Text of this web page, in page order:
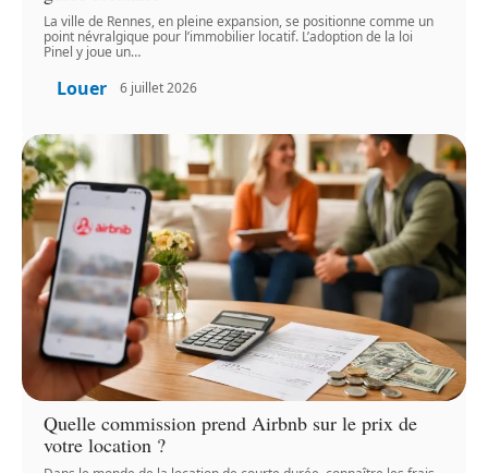
La ville de Rennes, en pleine expansion, se positionne comme un
point névralgique pour l’immobilier locatif. L’adoption de la loi
Pinel y joue un…
Louer 6 juillet 2026
Quelle commission prend Airbnb sur le prix de
votre location ?